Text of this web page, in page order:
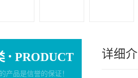
· PRODUCT
产品是信誉的保证！
详细